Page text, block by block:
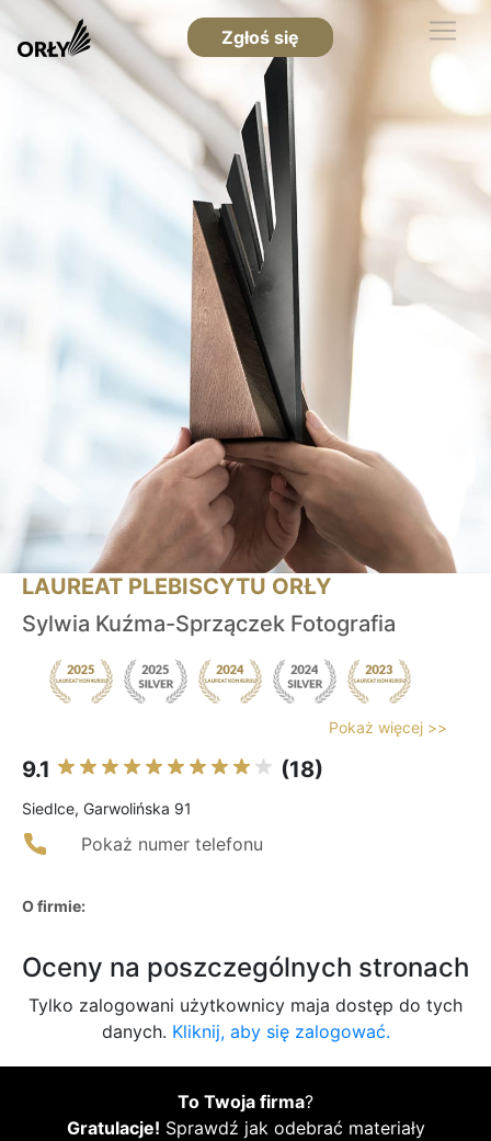
Zgłoś się
LAUREAT PLEBISCYTU ORŁY
Sylwia Kuźma-Sprzączek Fotografia
Pokaż więcej >>
9.1 (18)
Siedlce, Garwolińska 91
Pokaż numer telefonu
O firmie:
Oceny na poszczególnych stronach
Tylko zalogowani użytkownicy maja dostęp do tych
danych. Kliknij, aby się zalogować.
To Twoja firma?
Gratulacje! Sprawdź jak odebrać materiały